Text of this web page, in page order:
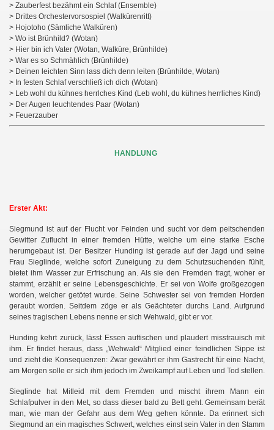
> Zauberfest bezähmt ein Schlaf (Ensemble)
> Drittes Orchestervorsospiel (Walkürenritt)
> Hojotoho (Sämliche Walküren)
> Wo ist Brünhild? (Wotan)
> Hier bin ich Vater (Wotan, Walküre, Brünhilde)
> War es so Schmählich (Brünhilde)
> Deinen leichten Sinn lass dich denn leiten (Brünhilde, Wotan)
> In festen Schlaf verschließ ich dich (Wotan)
> Leb wohl du kühnes herrlches Kind (Leb wohl, du kühnes herrliches Kind)
> Der Augen leuchtendes Paar (Wotan)
> Feuerzauber
HANDLUNG
Erster Akt:
Siegmund ist auf der Flucht vor Feinden und sucht vor dem peitschenden
Gewitter Zuflucht in einer fremden Hütte, welche um eine starke Esche
herumgebaut ist. Der Besitzer Hunding ist gerade auf der Jagd und seine
Frau Sieglinde, welche sofort Zuneigung zu dem Schutzsuchenden fühlt,
bietet ihm Wasser zur Erfrischung an. Als sie den Fremden fragt, woher er
stammt, erzählt er seine Lebensgeschichte. Er sei von Wolfe großgezogen
worden, welcher getötet wurde. Seine Schwester sei von fremden Horden
geraubt worden. Seitdem zöge er als Geächteter durchs Land. Aufgrund
seines tragischen Lebens nenne er sich Wehwald, gibt er vor.
Hunding kehrt zurück, lässt Essen auftischen und plaudert misstrauisch mit
ihm. Er findet heraus, dass „Wehwald“ Mitglied einer feindlichen Sippe ist
und zieht die Konsequenzen: Zwar gewährt er ihm Gastrecht für eine Nacht,
am Morgen solle er sich ihm jedoch im Zweikampf auf Leben und Tod stellen.
Sieglinde hat Mitleid mit dem Fremden und mischt ihrem Mann ein
Schlafpulver in den Met, so dass dieser bald zu Bett geht. Gemeinsam berät
man, wie man der Gefahr aus dem Weg gehen könnte. Da erinnert sich
Siegmund an ein magisches Schwert, welches einst sein Vater in den Stamm